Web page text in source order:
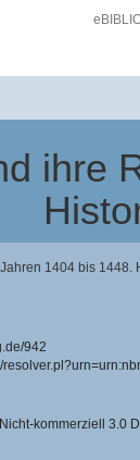
ihre
1404 bis 1448.
942
kommerziell 3.0